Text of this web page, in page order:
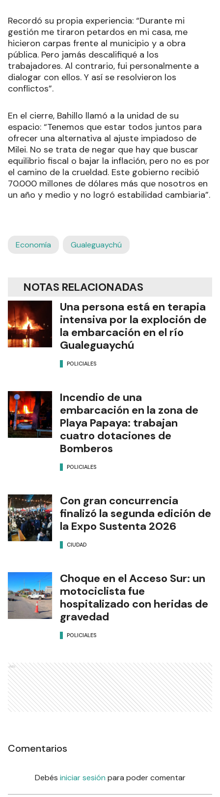
Recordó su propia experiencia: “Durante mi
gestión me tiraron petardos en mi casa, me
hicieron carpas frente al municipio y a obra
pública. Pero jamás descalifiqué a los
trabajadores. Al contrario, fui personalmente a
dialogar con ellos. Y así se resolvieron los
conflictos”.
En el cierre, Bahillo llamó a la unidad de su
espacio: “Tenemos que estar todos juntos para
ofrecer una alternativa al ajuste impiadoso de
Milei. No se trata de negar que hay que buscar
equilibrio fiscal o bajar la inflación, pero no es por
el camino de la crueldad. Este gobierno recibió
70.000 millones de dólares más que nosotros en
un año y medio y no logró estabilidad cambiaria”.
Economía Gualeguaychú
NOTAS RELACIONADAS
Una persona está en terapia
intensiva por la exploción de
la embarcación en el río
Gualeguaychú
POLICIALES
Incendio de una
embarcación en la zona de
Playa Papaya: trabajan
cuatro dotaciones de
Bomberos
POLICIALES
Con gran concurrencia
finalizó la segunda edición de
la Expo Sustenta 2026
CIUDAD
Choque en el Acceso Sur: un
motociclista fue
hospitalizado con heridas de
gravedad
POLICIALES
Ads
Comentarios
Debés iniciar sesión para poder comentar